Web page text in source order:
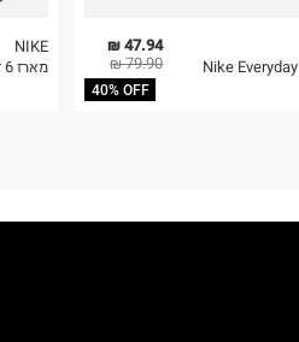
NIKE
מארז 6 זוגות גרביים Dri-FIT / גברים
47.94 ₪
79.90 ₪
40% OFF
זוג גרביים גבוהים Nike Everyday